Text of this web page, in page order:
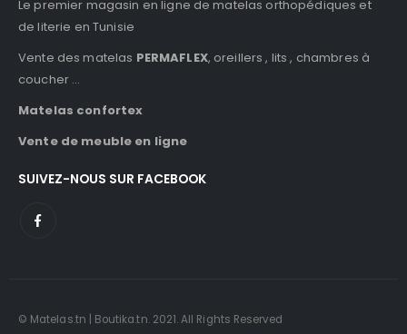
Le premier magasin en ligne de matelas orthopédiques et
de literie en Tunisie
Vente des matelas PERMAFLEX, oreillers , lits , chambres à
coucher …
Matelas confortex
Vente de meuble en ligne
SUIVEZ-NOUS SUR FACEBOOK
© Matelas.tn | Boutika.tn. 2021. All Rights Reserved